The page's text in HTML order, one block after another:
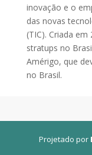
inovação e o
das novas
(TIC). Criada
stratups no
Amérigo, que
no Brasil.
Projetado por